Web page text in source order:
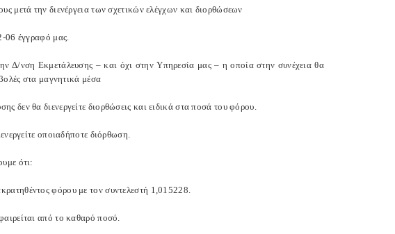
μετά την διενέργεια των σχετικών ελέγχων και διορθώσεων
06 έγγραφό μας.
Δ/νση Εκμετάλευσης – και όχι στην Υπηρεσία μας – η οποία στην συνέχεια θα
στα μαγνητικά μέσα
θα διενεργείτε διορθώσεις και ειδικά στα ποσά του φόρου.
οποιαδήποτε διόρθωση.
ότι:
φόρου με τον συντελεστή 1,015228.
από το καθαρό ποσό.